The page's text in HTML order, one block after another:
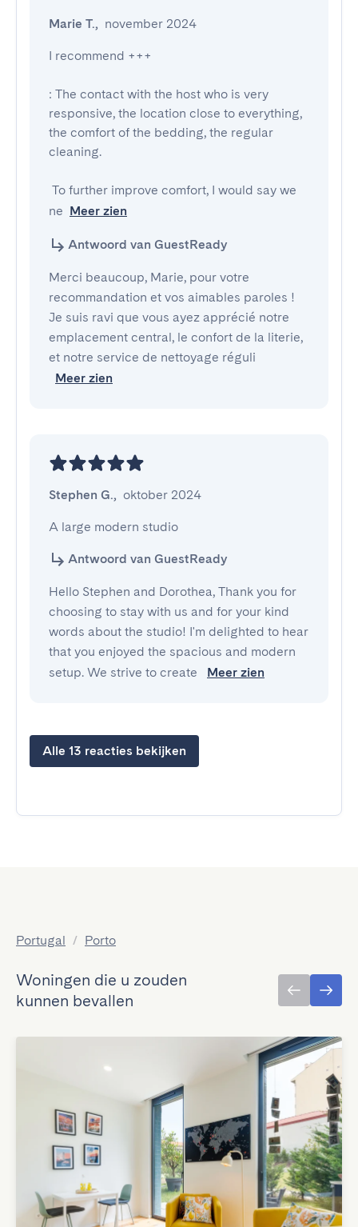
Marie T., november 2024
I recommend +++
: The contact with the host who is very
responsive, the location close to everything,
the comfort of the bedding, the regular
cleaning.
ne Meer zien
Antwoord van GuestReady
Merci beaucoup, Marie, pour votre
recommandation et vos aimables paroles !
Je suis ravi que vous ayez apprécié notre
emplacement central, le confort de la literie,
et notre service de nettoyage réguli
Meer zien
Stephen G., oktober 2024
A large modern studio
Antwoord van GuestReady
Hello Stephen and Dorothea, Thank you for
choosing to stay with us and for your kind
words about the studio! I'm delighted to hear
that you enjoyed the spacious and modern
setup. We strive to create
Meer zien
Alle 13 reacties bekijken
Portugal / Porto
Woningen die u zouden
kunnen bevallen